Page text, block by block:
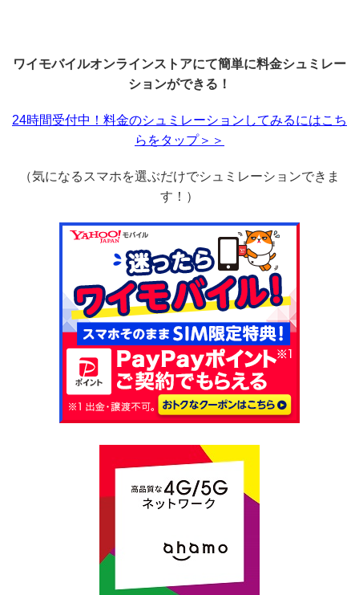
ワイモバイルオンラインストアにて簡単に料金シュミレー
ションができる！
24時間受付中！料金のシュミレーションしてみるにはこち
らをタップ＞＞
（気になるスマホを選ぶだけでシュミレーションできま
す！）